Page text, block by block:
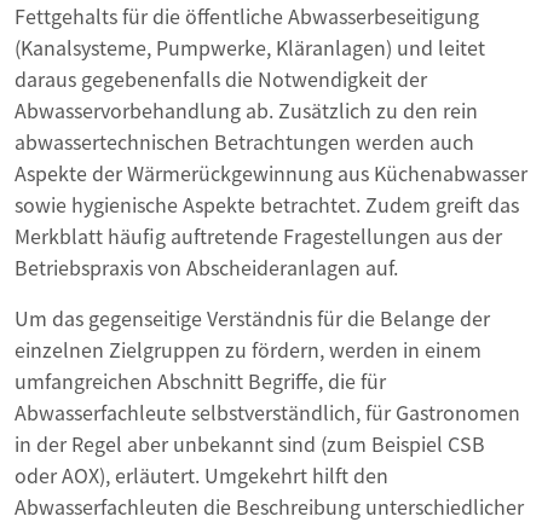
Fettgehalts für die öffentliche Abwasserbeseitigung
(Kanalsysteme, Pumpwerke, Kläranlagen) und leitet
daraus gegebenenfalls die Notwendigkeit der
Abwasservorbehandlung ab. Zusätzlich zu den rein
abwassertechnischen Betrachtungen werden auch
Aspekte der Wärmerückgewinnung aus Küchenabwasser
sowie hygienische Aspekte betrachtet. Zudem greift das
Merkblatt häufig auftretende Fragestellungen aus der
Betriebspraxis von Abscheideranlagen auf.
Um das gegenseitige Verständnis für die Belange der
einzelnen Zielgruppen zu fördern, werden in einem
umfangreichen Abschnitt Begriffe, die für
Abwasserfachleute selbstverständlich, für Gastronomen
in der Regel aber unbekannt sind (zum Beispiel CSB
oder AOX), erläutert. Umgekehrt hilft den
Abwasserfachleuten die Beschreibung unterschiedlicher